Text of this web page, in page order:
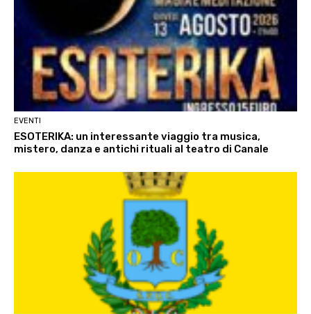
EVENTI
ESOTERIKA: un interessante viaggio tra musica,
mistero, danza e antichi rituali al teatro di Canale